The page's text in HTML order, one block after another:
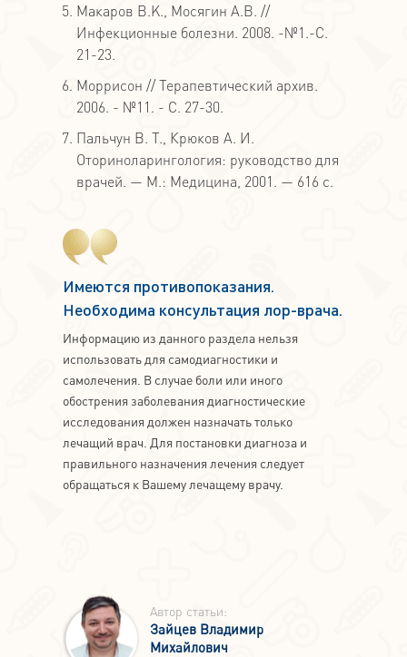
Макаров B.K., Мосягин A.B. //
Инфекционные болезни. 2008. -№1.-С.
21-23.
Моррисон // Терапевтический архив.
2006. - №11. - С. 27-30.
Пальчун В. Т., Крюков А. И.
Оториноларингология: руководство для
врачей. — М.: Медицина, 2001. — 616 с.
Имеются противопоказания.
Необходима консультация лор-врача.
Информацию из данного раздела нельзя
использовать для самодиагностики и
самолечения. В случае боли или иного
обострения заболевания диагностические
исследования должен назначать только
лечащий врач. Для постановки диагноза и
правильного назначения лечения следует
обращаться к Вашему лечащему врачу.
Автор статьи:
Зайцев Владимир
Михайлович